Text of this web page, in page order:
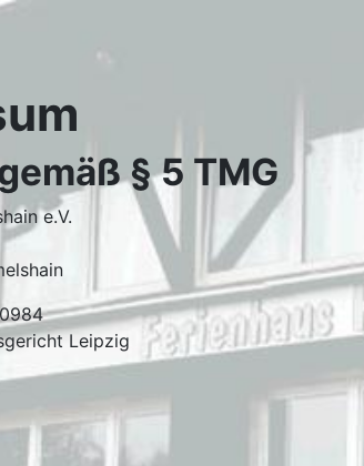
§ 5 TMG
e.V.
Leipzig